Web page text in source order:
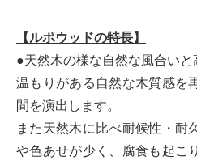
【ルポウッドの特長】
●天然木の様な自然な風合い
温もりがある自然な木質感を
間を演出します。
また天然木に比べ耐候性・耐
や色あせが少く、腐食も起こ